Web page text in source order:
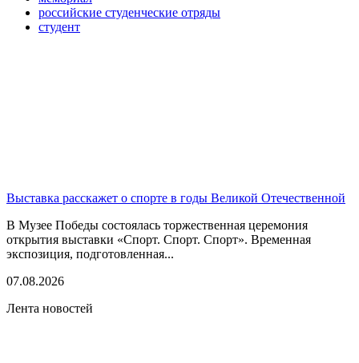
российские студенческие отряды
студент
Выставка расскажет о спорте в годы Великой Отечественной
В Музее Победы состоялась торжественная церемония
открытия выставки «Спорт. Спорт. Спорт». Временная
экспозиция, подготовленная...
07.08.2026
Лента новостей